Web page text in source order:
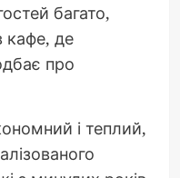
багато,
кафе, де
про
і теплий,